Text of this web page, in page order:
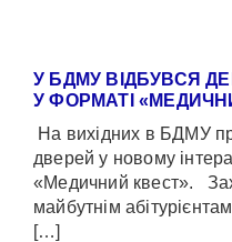
У БДМУ ВІДБУВСЯ
У ФОРМАТІ
На вихідних в БДМУ
дверей у новому
«Медичний квест».
майбутнім
[…]